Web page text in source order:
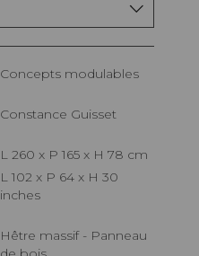
Concepts modulables
Constance Guisset
L 260 x P 165 x H 78 cm
L 102 x P 64 x H 30
inches
Hêtre massif - Panneau